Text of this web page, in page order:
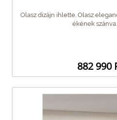
Olasz dizájn ihlette. Olasz
ékének szánva.
882 990